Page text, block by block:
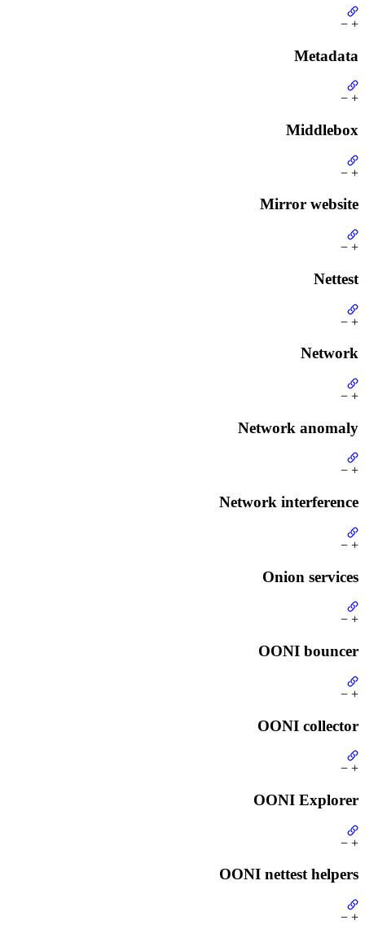
+
−
Metadata
+
−
Middlebox
+
−
Mirror website
+
−
Nettest
+
−
Network
+
−
Network anomaly
+
−
Network interference
+
−
Onion services
+
−
OONI bouncer
+
−
OONI collector
+
−
OONI Explorer
+
−
OONI nettest helpers
+
−